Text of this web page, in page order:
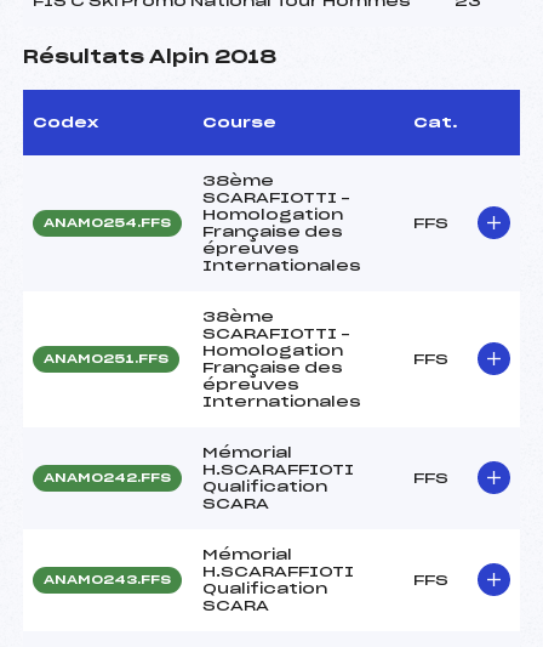
Résultats Alpin 2018
Codex Course Cat.
ANAM0254.FFS
38ème
SCARAFIOTTI –
Homologation
Française des
épreuves
Internationales
FFS
ANAM0251.FFS
38ème
SCARAFIOTTI –
Homologation
Française des
épreuves
Internationales
FFS
ANAM0242.FFS
Mémorial
H.SCARAFFIOTI
Qualification
SCARA
FFS
ANAM0243.FFS
Mémorial
H.SCARAFFIOTI
Qualification
SCARA
FFS